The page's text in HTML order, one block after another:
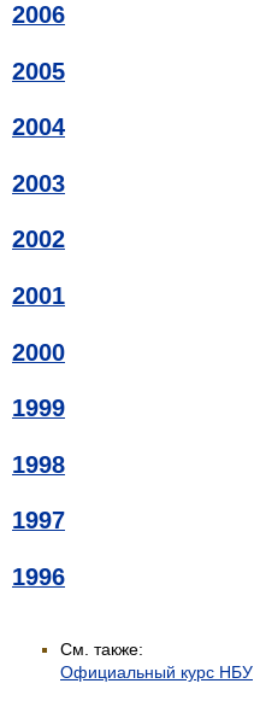
2006
2005
2004
2003
2002
2001
2000
1999
1998
1997
1996
См. также:
Официальный курс НБУ